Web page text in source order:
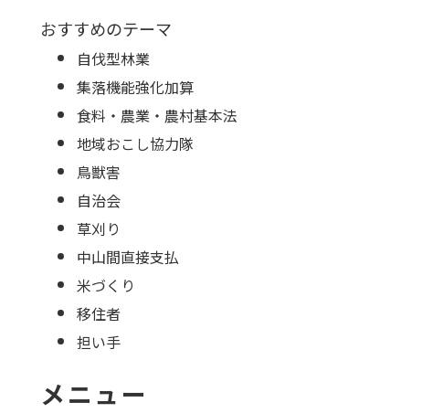
おすすめのテーマ
自伐型林業
集落機能強化加算
食料・農業・農村基本法
地域おこし協力隊
鳥獣害
自治会
草刈り
中山間直接支払
米づくり
移住者
担い手
メニュー